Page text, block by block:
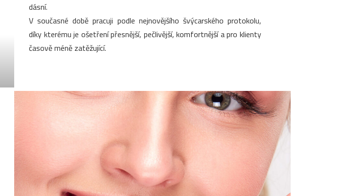
dásní.
V současné době pracuji podle nejnovějšího švýcarského protokolu,
díky kterému je ošetření přesnější, pečlivější, komfortnější a pro klienty
časově méně zatěžující.